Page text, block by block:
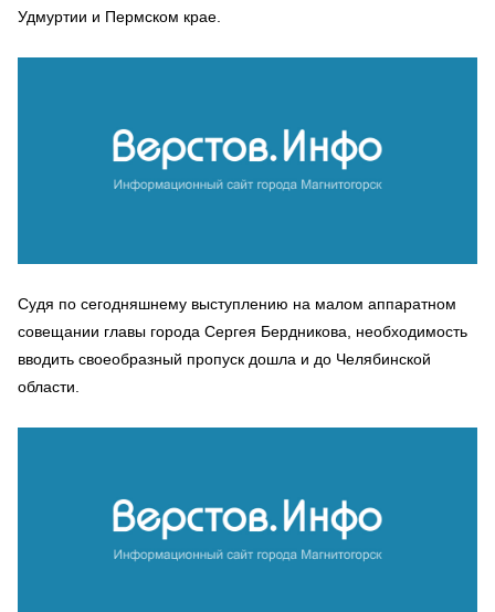
Удмуртии и Пермском крае.
Судя по сегодняшнему выступлению на малом аппаратном
совещании главы города Сергея Бердникова, необходимость
вводить своеобразный пропуск дошла и до Челябинской
области.